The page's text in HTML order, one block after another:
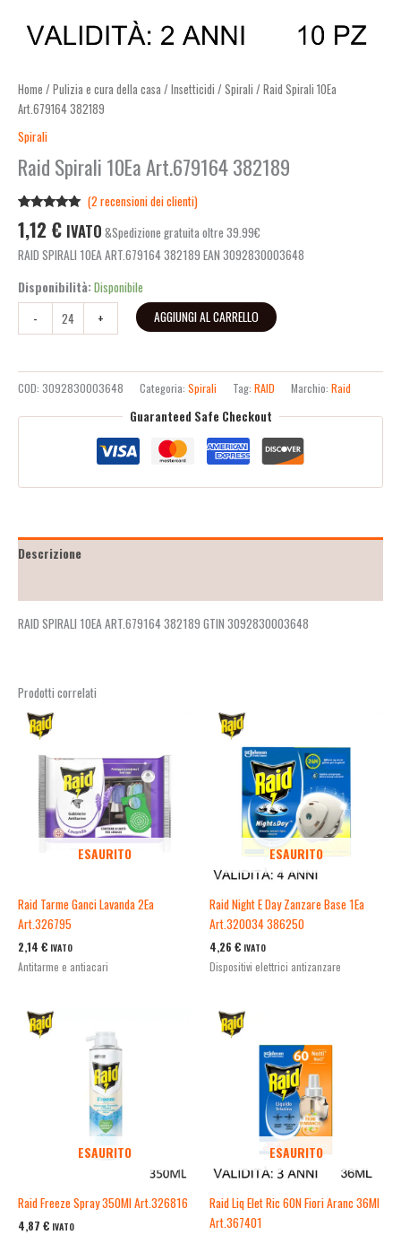
Home / Pulizia e cura della casa / Insetticidi / Spirali / Raid Spirali 10Ea
Art.679164 382189
Spirali
Raid Spirali 10Ea Art.679164 382189
5.00su 5
su base di
recensioni
(2 recensioni dei clienti)
1,12 € IVATO &Spedizione gratuita oltre 39.99€
RAID SPIRALI 10EA ART.679164 382189 EAN 3092830003648
Disponibilità:Disponibile
-
+ AGGIUNGI AL CARRELLO
COD: 3092830003648 Categoria: Spirali Tag: RAID Marchio: Raid
Guaranteed Safe Checkout
Descrizione
RAID SPIRALI 10EA ART.679164 382189 GTIN 3092830003648
Prodotti correlati
ESAURITO
Raid Tarme Ganci Lavanda 2Ea
Art.326795
2,14 € IVATO
Antitarme e antiacari
ESAURITO
Raid Night E Day Zanzare Base 1Ea
Art.320034 386250
4,26 € IVATO
Dispositivi elettrici antizanzare
ESAURITO
Raid Freeze Spray 350Ml Art.326816
4,87 € IVATO
ESAURITO
Raid Liq Elet Ric 60N Fiori Aranc 36Ml
Art.367401